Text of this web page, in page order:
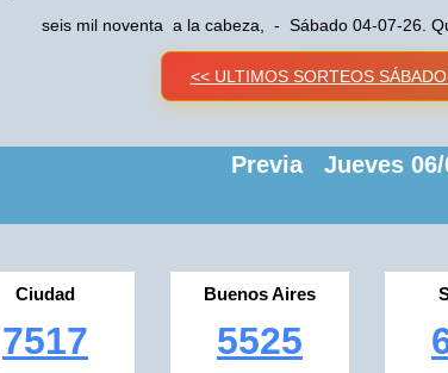
seis mil noventa a la cabeza, - Sábado 04-07-26.
<< ULTIMOS SORTEOS
Previa Jueves 06/
Ciudad
7517
Buenos Aires
5525